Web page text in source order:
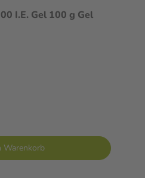
I.E. Gel 100 g Gel
Warenkorb